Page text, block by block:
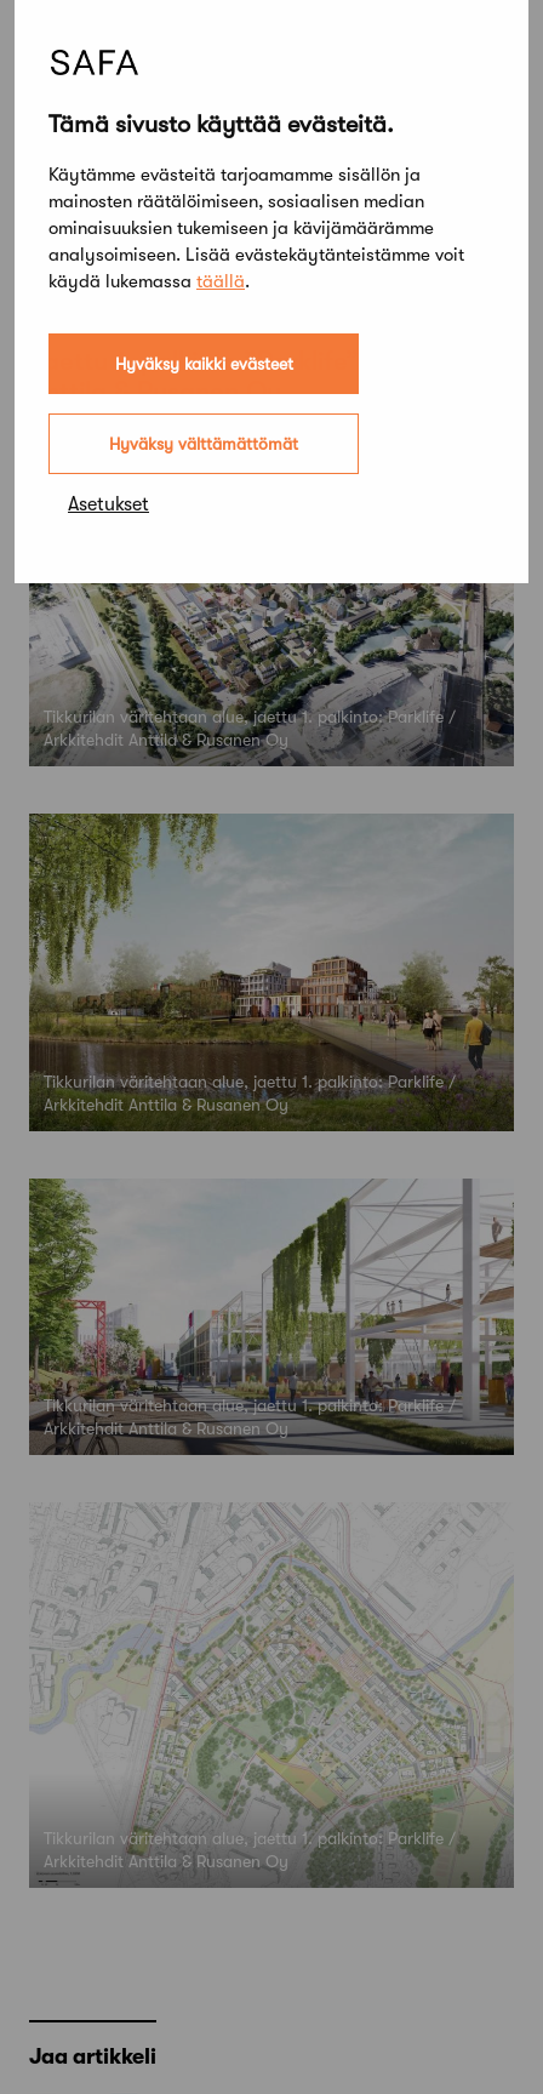
Tämä sivusto käyttää evästeitä.
Käytämme evästeitä tarjoamamme sisällön ja
mainosten räätälöimiseen, sosiaalisen median
ominaisuuksien tukemiseen ja kävijämäärämme
analysoimiseen. Lisää evästekäytänteistämme voit
käydä lukemassa täällä.
Hyväksy kaikki evästeet
Hyväksy välttämättömät
Asetukset
Tikkurilan väritehtaan alue, jaettu 1. palkinto Jaettu 1.
palkinto Kaupunki, luonto, elämä, värit / Arkkitehtitoimisto
Noan
Jaettu 1. palkinto ”Parklife” / Arkkitehdit
Anttila & Rusanen Oy
Tikkurilan väritehtaan alue, jaettu 1. palkinto: Parklife /
Arkkitehdit Anttila & Rusanen Oy
Tikkurilan väritehtaan alue, jaettu 1. palkinto: Parklife /
Arkkitehdit Anttila & Rusanen Oy
Tikkurilan väritehtaan alue, jaettu 1. palkinto: Parklife /
Arkkitehdit Anttila & Rusanen Oy
Tikkurilan väritehtaan alue, jaettu 1. palkinto: Parklife /
Arkkitehdit Anttila & Rusanen Oy
Jaa artikkeli